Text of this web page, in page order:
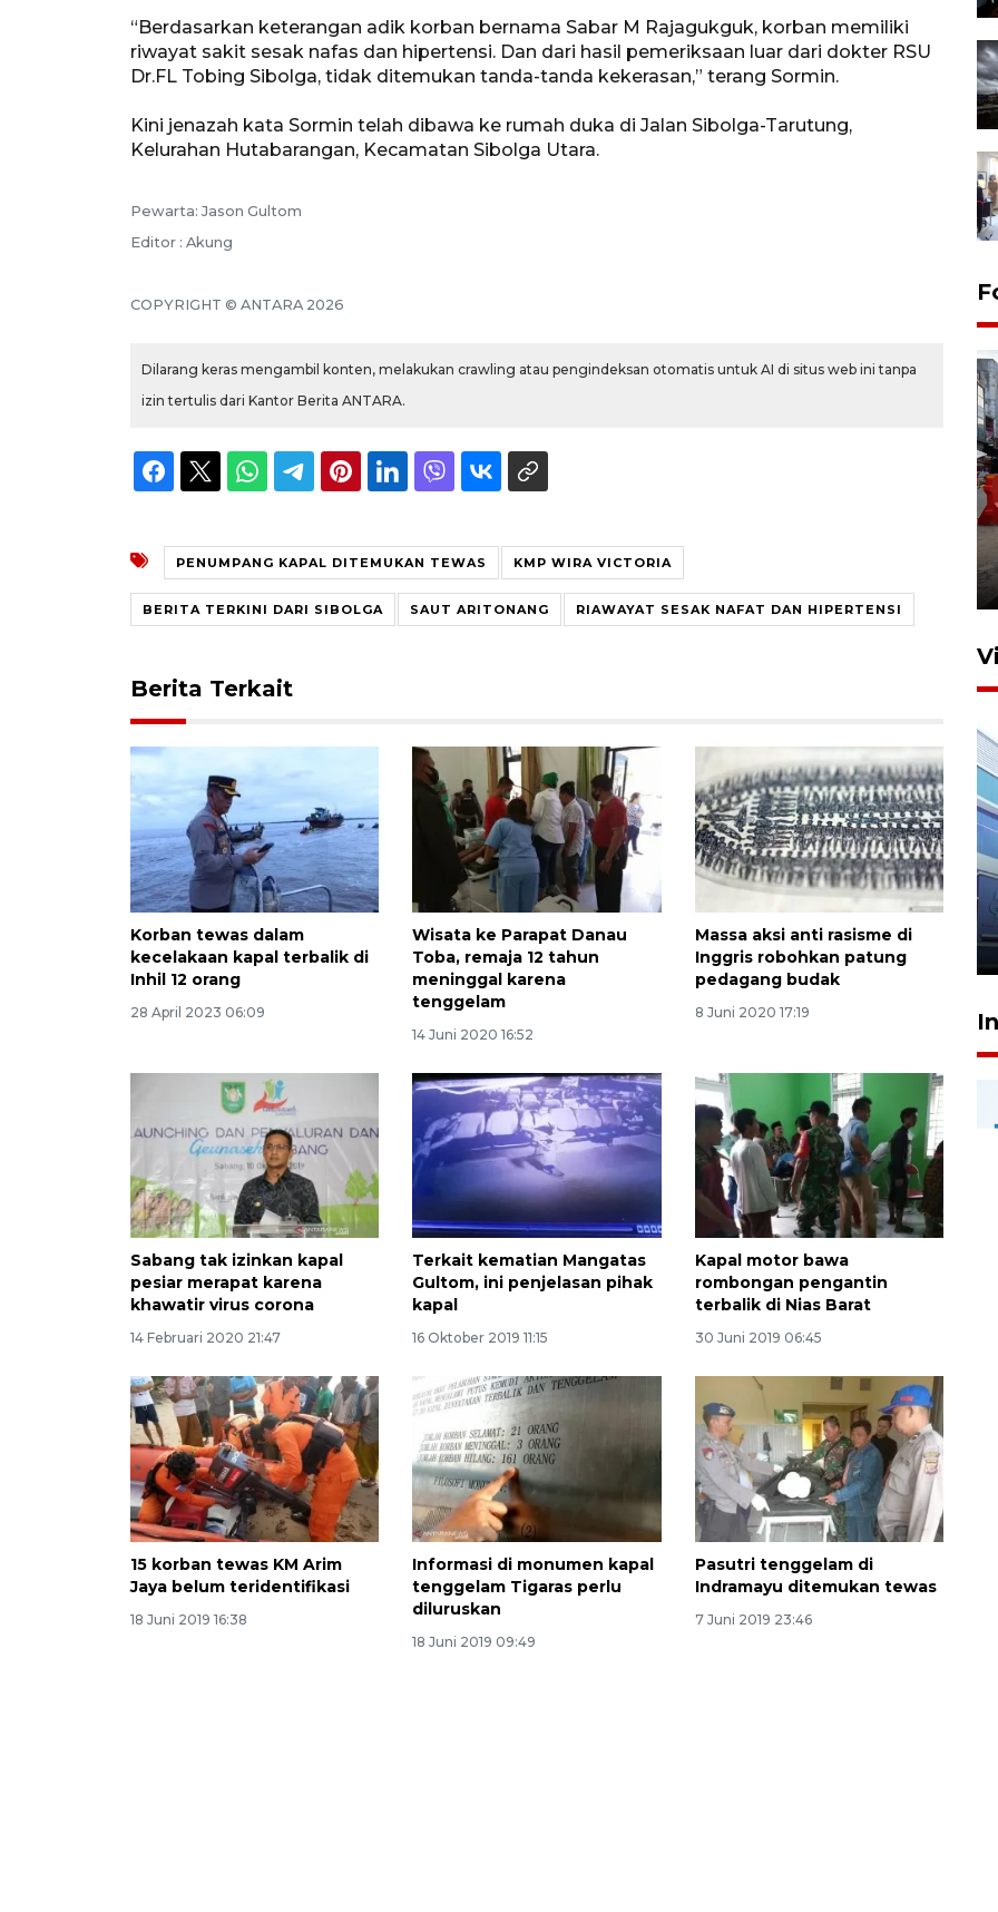
“Berdasarkan keterangan adik korban bernama Sabar M Rajagukguk, korban memiliki
riwayat sakit sesak nafas dan hipertensi. Dan dari hasil pemeriksaan luar dari dokter RSU
Dr.FL Tobing Sibolga, tidak ditemukan tanda-tanda kekerasan,” terang Sormin.
Kini jenazah kata Sormin telah dibawa ke rumah duka di Jalan Sibolga-Tarutung,
Kelurahan Hutabarangan, Kecamatan Sibolga Utara.
Pewarta: Jason Gultom
Editor : Akung
COPYRIGHT © ANTARA 2026
Dilarang keras mengambil konten, melakukan crawling atau pengindeksan otomatis untuk AI di situs web ini tanpa
izin tertulis dari Kantor Berita ANTARA.
PENUMPANG KAPAL DITEMUKAN TEWAS KMP WIRA VICTORIA
BERITA TERKINI DARI SIBOLGA SAUT ARITONANG RIAWAYAT SESAK NAFAT DAN HIPERTENSI
Berita Terkait
Korban tewas dalam
kecelakaan kapal terbalik di
Inhil 12 orang
28 April 2023 06:09
Wisata ke Parapat Danau
Toba, remaja 12 tahun
meninggal karena
tenggelam
14 Juni 2020 16:52
Massa aksi anti rasisme di
Inggris robohkan patung
pedagang budak
8 Juni 2020 17:19
Sabang tak izinkan kapal
pesiar merapat karena
khawatir virus corona
14 Februari 2020 21:47
Terkait kematian Mangatas
Gultom, ini penjelasan pihak
kapal
16 Oktober 2019 11:15
Kapal motor bawa
rombongan pengantin
terbalik di Nias Barat
30 Juni 2019 06:45
15 korban tewas KM Arim
Jaya belum teridentifikasi
18 Juni 2019 16:38
Informasi di monumen kapal
tenggelam Tigaras perlu
diluruskan
18 Juni 2019 09:49
Pasutri tenggelam di
Indramayu ditemukan tewas
7 Juni 2019 23:46
Sumut
27 April 2026 15:34
IDAI perkuat kompetensi
dokter tangani penyakit
jantung anak
23 Juli 2026 20:04